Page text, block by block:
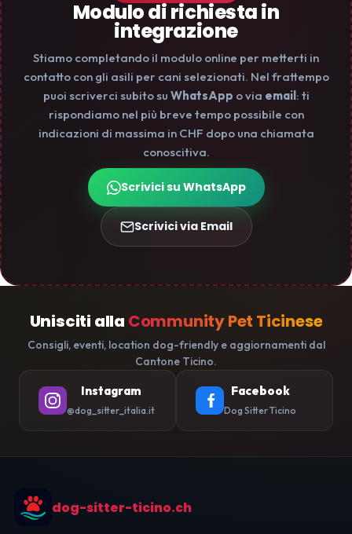
Modulo di richiesta in
integrazione
Stiamo completando il modulo online per metterti in
contatto con gli asili per cani selezionati. Nel frattempo
puoi scriverci subito su WhatsApp o via email: ti
rispondiamo nel più breve tempo possibile con
indicazioni di massima in CHF dopo una chiamata
conoscitiva.
Scrivici su WhatsApp
Scrivici via Email
Unisciti alla Community Pet Ticinese
Consigli, eventi, location dog-friendly e aggiornamenti dal
Cantone Ticino.
Instagram
@dog_sitter_italia.it
Facebook
Dog Sitter Ticino
dog-sitter-ticino.ch